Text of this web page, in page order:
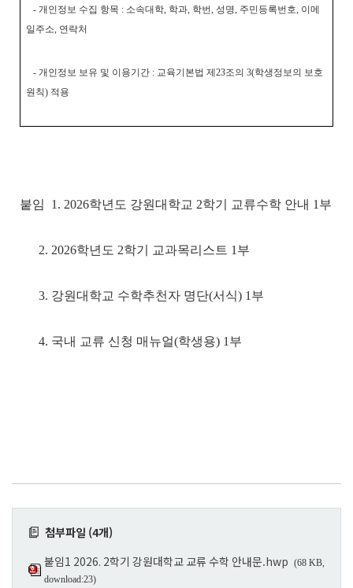
- 개인정보 수집 항목 : 소속대학, 학과, 학번, 성명, 주민등록번호, 이메
일주소, 연락처
- 개인정보 보유 및 이용기간 : 교육기본법 제23조의 3(학생정보의 보호
원칙) 적용
붙임 1. 2026학년도 강원대학교 2학기 교류수학 안내 1부
2. 2026학년도 2학기 교과목리스트 1부
3. 강원대학교 수학추천자 명단(서식) 1부
4. 국내 교류 신청 매뉴얼(학생용) 1부
첨부파일 (4개)
붙임1 2026. 2학기 강원대학교 교류 수학 안내문.hwp (68 KB,
download:23)